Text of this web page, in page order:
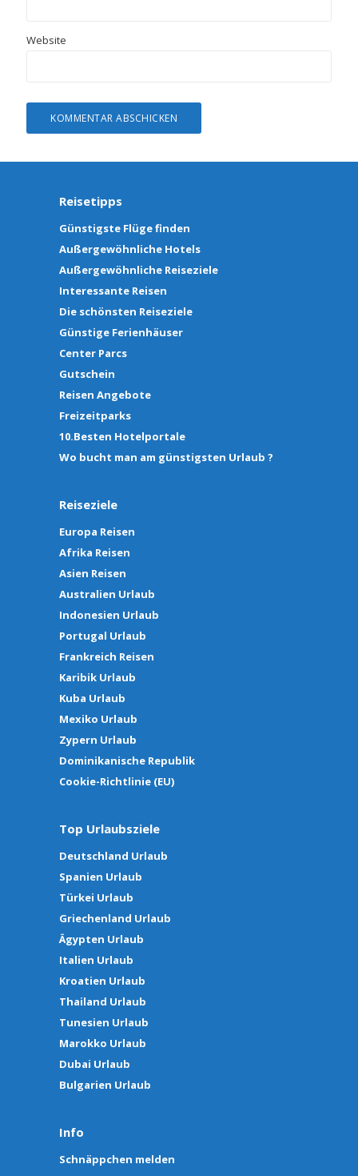
Website
Reisetipps
Günstigste Flüge finden
Außergewöhnliche Hotels
Außergewöhnliche Reiseziele
Interessante Reisen
Die schönsten Reiseziele
Günstige Ferienhäuser
Center Parcs
Gutschein
Reisen Angebote
Freizeitparks
10.Besten Hotelportale
Wo bucht man am günstigsten Urlaub ?
Reiseziele
Europa Reisen
Afrika Reisen
Asien Reisen
Australien Urlaub
Indonesien Urlaub
Portugal Urlaub
Frankreich Reisen
Karibik Urlaub
Kuba Urlaub
Mexiko Urlaub
Zypern Urlaub
Dominikanische Republik
Cookie-Richtlinie (EU)
Top Urlaubsziele
Deutschland Urlaub
Spanien Urlaub
Türkei Urlaub
Griechenland Urlaub
Ägypten Urlaub
Italien Urlaub
Kroatien Urlaub
Thailand Urlaub
Tunesien Urlaub
Marokko Urlaub
Dubai Urlaub
Bulgarien Urlaub
Info
Schnäppchen melden